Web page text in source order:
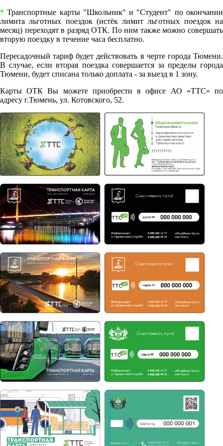
* Транспортные карты "Школьник" и "Студент" по окончании
лимита льготных поездок (истёк лимит льготных поездок на
месяц) переходят в разряд ОТК. По ним также можно совершать
вторую поездку в течение часа бесплатно.
Пересадочный тариф будет действовать в черте города Тюмени.
В случае, если вторая поездка совершается за пределы города
Тюмени, будет списана только доплата - за выезд в 1 зону.
Карты ОТК Вы можете приобрести в офисе АО «ТТС» по
адресу г.Тюмень, ул. Котовского, 52.